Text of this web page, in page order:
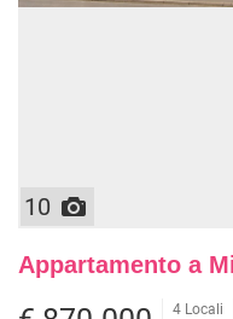
10
Appartamento a
4 Locali